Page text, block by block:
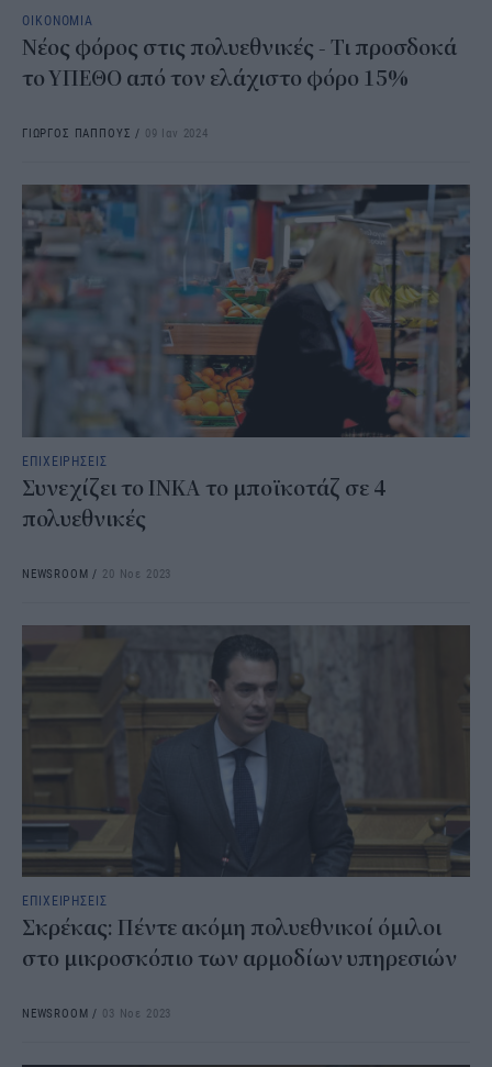
ΟΙΚΟΝΟΜΙΑ
Νέος φόρος στις πολυεθνικές - Τι προσδοκά
το ΥΠΕΘΟ από τον ελάχιστο φόρο 15%
ΓΙΩΡΓΟΣ ΠΑΠΠΟΥΣ / 09 Ιαν 2024
ΕΠΙΧΕΙΡΗΣΕΙΣ
Συνεχίζει το ΙΝΚΑ το μποϊκοτάζ σε 4
πολυεθνικές
NEWSROOM / 20 Νοε 2023
ΕΠΙΧΕΙΡΗΣΕΙΣ
Σκρέκας: Πέντε ακόμη πολυεθνικοί όμιλοι
στο μικροσκόπιο των αρμοδίων υπηρεσιών
NEWSROOM / 03 Νοε 2023